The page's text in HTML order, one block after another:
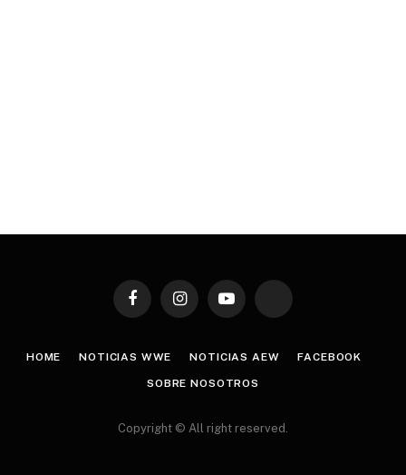
FacebookInstagramYouTube TikTok
HOME NOTICIAS WWE NOTICIAS AEW FACEBOOK
SOBRE NOSOTROS
Copyright © All right reserved.